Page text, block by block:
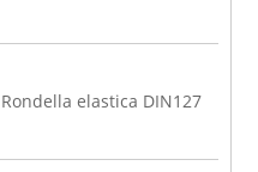
Rondella elastica DIN127